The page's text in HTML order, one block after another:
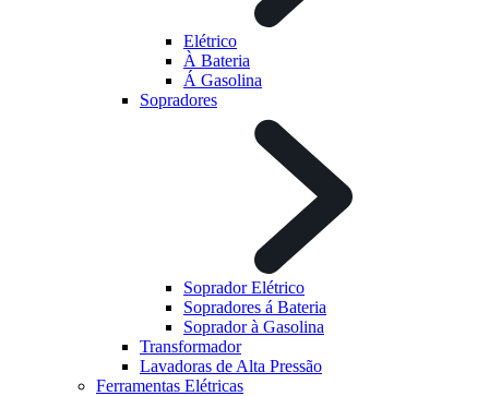
Elétrico
À Bateria
Á Gasolina
Sopradores
Soprador Elétrico
Sopradores á Bateria
Soprador à Gasolina
Transformador
Lavadoras de Alta Pressão
Ferramentas Elétricas